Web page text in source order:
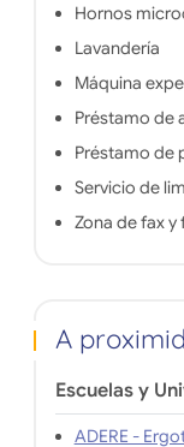
Hornos
Lavandería
Máquina
Préstamo de
Préstamo de
Servicio de
Zona de fax
A
Escuelas y